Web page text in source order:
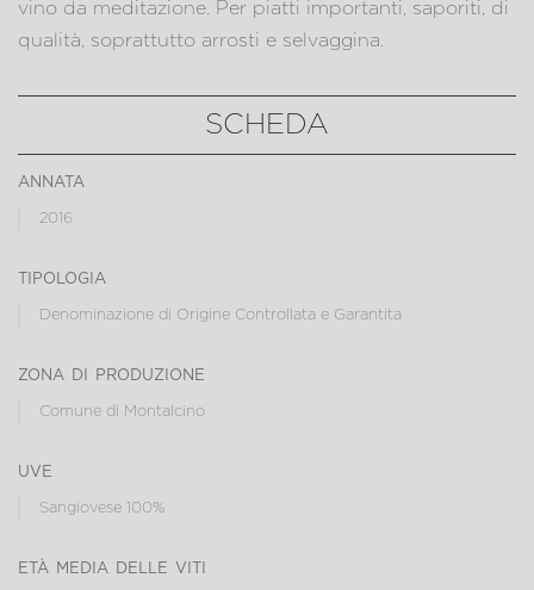
vino da meditazione. Per piatti importanti, saporiti, di
qualità, soprattutto arrosti e selvaggina.
SCHEDA
annata
2016
tipologia
Denominazione di Origine Controllata e Garantita
zona di produzione
Comune di Montalcino
uve
Sangiovese 100%
età media delle viti